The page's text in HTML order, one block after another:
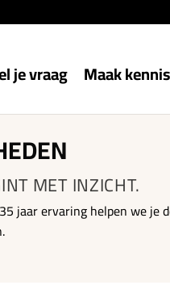
je vraag Maak
MET INZICHT.
jaar ervaring helpen we je